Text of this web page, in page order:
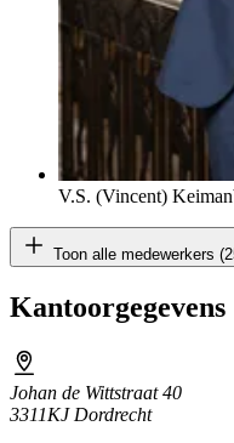
V.S. (Vincent) Keiman
Toon alle medewerkers
Kantoorgegevens
Johan de Wittstraat 40
3311KJ Dordrecht